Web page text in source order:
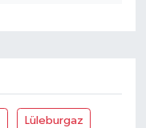
Lüleburgaz